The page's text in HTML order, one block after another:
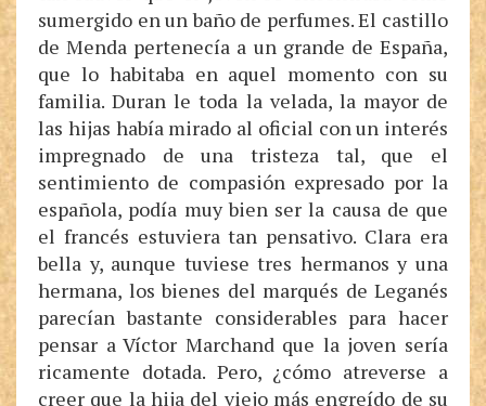
sumergido en un baño de perfumes. El castillo
de Menda pertenecía a un grande de España,
que lo habitaba en aquel momento con su
familia. Duran le toda la velada, la mayor de
las hijas había mirado al oficial con un interés
impregnado de una tristeza tal, que el
sentimiento de compasión expresado por la
española, podía muy bien ser la causa de que
el francés estuviera tan pensativo. Clara era
bella y, aunque tuviese tres hermanos y una
hermana, los bienes del marqués de Leganés
parecían bastante considerables para hacer
pensar a Víctor Marchand que la joven sería
ricamente dotada. Pero, ¿cómo atreverse a
creer que la hija del viejo más engreído de su